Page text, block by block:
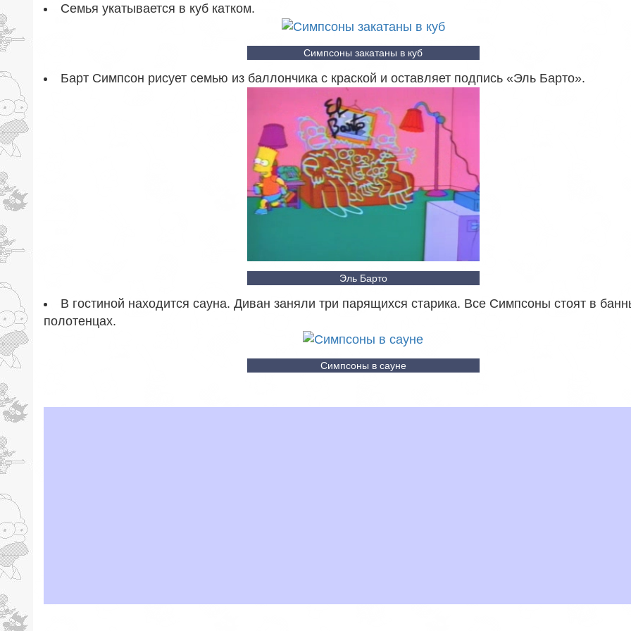
Семья укатывается в куб катком.
Симпсоны закатаны в куб
Барт Симпсон рисует семью из баллончика с краской и оставляет подпись «Эль Барто».
Эль Барто
В гостиной находится сауна. Диван заняли три парящихся старика. Все Симпсоны стоят в
полотенцах.
Симпсоны в сауне